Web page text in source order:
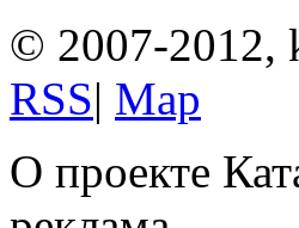
© 2007-2012,
RSS| Map
О проекте